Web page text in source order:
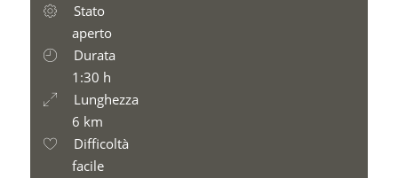
Stato
aperto
Durata
1:30 h
Lunghezza
6 km
Difficoltà
facile